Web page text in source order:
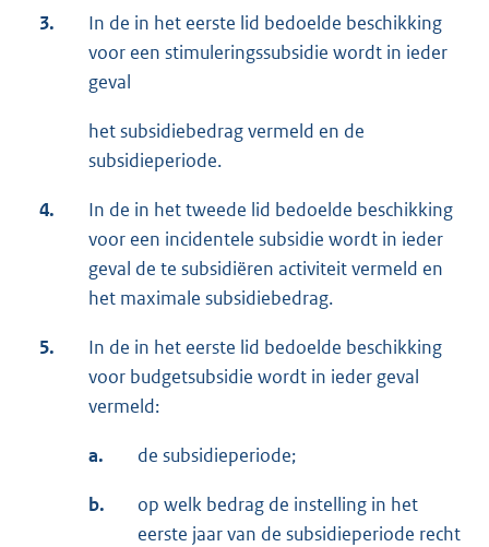
3.
In de in het eerste lid bedoelde beschikking
voor een stimuleringssubsidie wordt in ieder
geval
het subsidiebedrag vermeld en de
subsidieperiode.
4.
In de in het tweede lid bedoelde beschikking
voor een incidentele subsidie wordt in ieder
geval de te subsidiëren activiteit vermeld en
het maximale subsidiebedrag.
5.
In de in het eerste lid bedoelde beschikking
voor budgetsubsidie wordt in ieder geval
vermeld:
a. de subsidieperiode;
b.
op welk bedrag de instelling in het
eerste jaar van de subsidieperiode recht